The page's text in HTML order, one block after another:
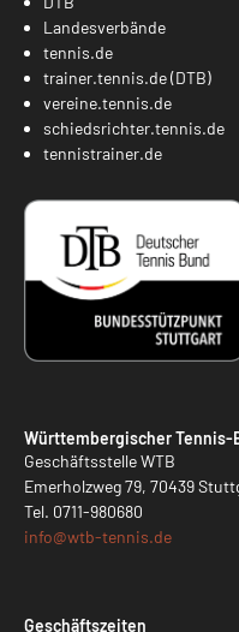
Landesverbände
tennis.de
trainer.tennis.de (DTB)
vereine.tennis.de
schiedsrichter.tennis.de
tennistrainer.de
Württembergischer Tennis-
Geschäftsstelle WTB
Emerholzweg 79, 70439
Tel. 0711-980680
info@wtb-tennis.de
Geschäftszeiten